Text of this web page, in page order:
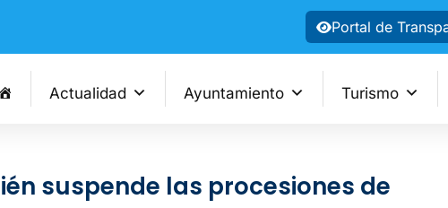
Portal de
Actualidad Ayuntamiento Turismo
suspende las procesiones de